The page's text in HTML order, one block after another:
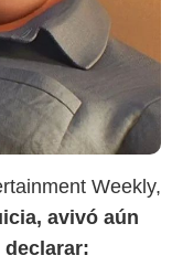
Weekly,
avivó aún
declarar: